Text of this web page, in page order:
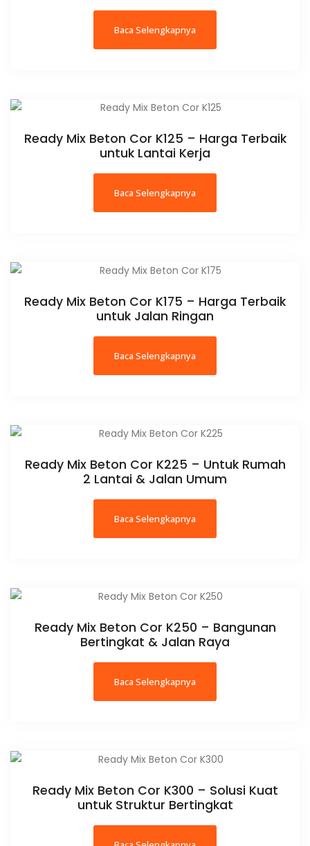
Baca Selengkapnya
Ready Mix Beton Cor K125 – Harga Terbaik
untuk Lantai Kerja
Baca Selengkapnya
Ready Mix Beton Cor K175 – Harga Terbaik
untuk Jalan Ringan
Baca Selengkapnya
Ready Mix Beton Cor K225 – Untuk Rumah
2 Lantai & Jalan Umum
Baca Selengkapnya
Ready Mix Beton Cor K250 – Bangunan
Bertingkat & Jalan Raya
Baca Selengkapnya
Ready Mix Beton Cor K300 – Solusi Kuat
untuk Struktur Bertingkat